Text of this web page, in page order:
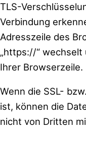
TLS-
Verbindung
Adresszeile des
„https://“ wechselt
Ihrer Browserzeile.
Wenn die SSL-
ist, können die
nicht von Dritten